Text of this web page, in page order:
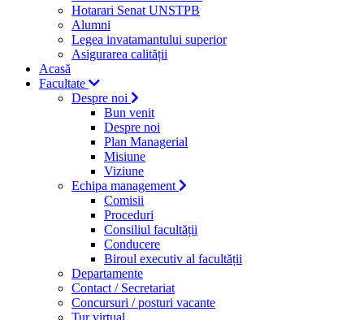
Hotarari Senat UNSTPB
Alumni
Legea invatamantului superior
Asigurarea calității
Acasă
Facultate
Despre noi
Bun venit
Despre noi
Plan Managerial
Misiune
Viziune
Echipa management
Comisii
Proceduri
Consiliul facultății
Conducere
Biroul executiv al facultății
Departamente
Contact / Secretariat
Concursuri / posturi vacante
Tur virtual